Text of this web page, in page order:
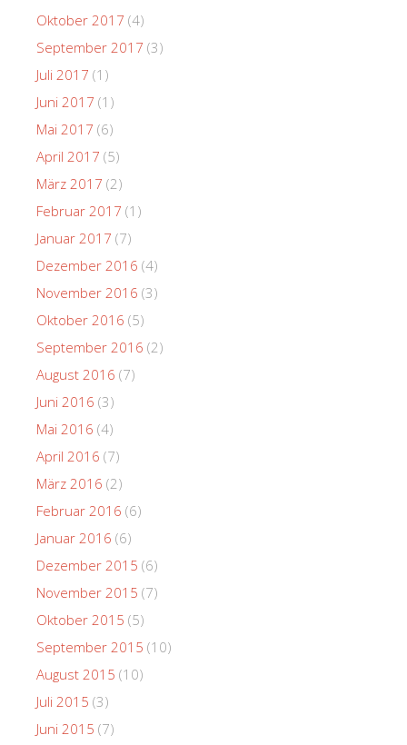
Oktober 2017 (4)
September 2017 (3)
Juli 2017 (1)
Juni 2017 (1)
Mai 2017 (6)
April 2017 (5)
März 2017 (2)
Februar 2017 (1)
Januar 2017 (7)
Dezember 2016 (4)
November 2016 (3)
Oktober 2016 (5)
September 2016 (2)
August 2016 (7)
Juni 2016 (3)
Mai 2016 (4)
April 2016 (7)
März 2016 (2)
Februar 2016 (6)
Januar 2016 (6)
Dezember 2015 (6)
November 2015 (7)
Oktober 2015 (5)
September 2015 (10)
August 2015 (10)
Juli 2015 (3)
Juni 2015 (7)